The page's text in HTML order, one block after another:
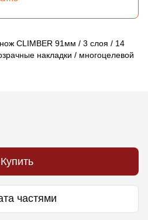
CLIMBER 91мм / 3 слоя / 14
накладки / многоцелевой
Купить
частями